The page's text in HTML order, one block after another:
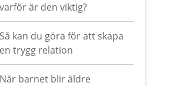
varför är den viktig?
Så kan du göra för att skapa
en trygg relation
När barnet blir äldre